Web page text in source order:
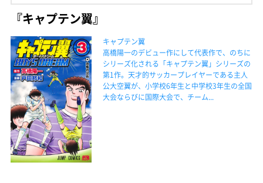
『キャプテン翼』
キャプテン翼
高橋陽一のデビュー作にして代表作で、のちに
シリーズ化される「キャプテン翼」シリーズの
第1作。天才的サッカープレイヤーである主人
公大空翼が、小学校6年生と中学校3年生の全国
大会ならびに国際大会で、チーム...